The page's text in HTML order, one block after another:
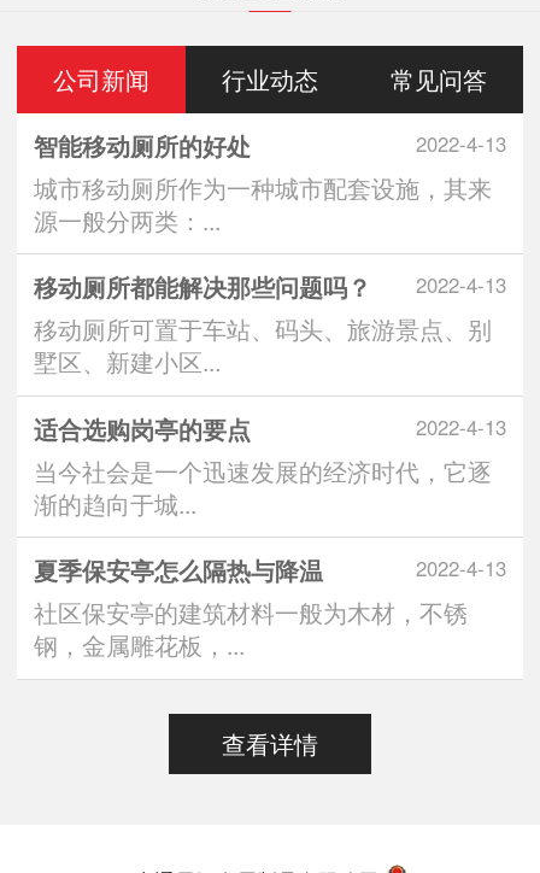
公司新闻 行业动态 常见问答
2022-4-13
智能移动厕所的好处
城市移动厕所作为一种城市配套设施，其来
源一般分两类：...
2022-4-13
移动厕所都能解决那些问题吗？
移动厕所可置于车站、码头、旅游景点、别
墅区、新建小区...
2022-4-13
适合选购岗亭的要点
当今社会是一个迅速发展的经济时代，它逐
渐的趋向于城...
2022-4-13
夏季保安亭怎么隔热与降温
社区保安亭的建筑材料一般为木材，不锈
钢，金属雕花板，...
查看详情